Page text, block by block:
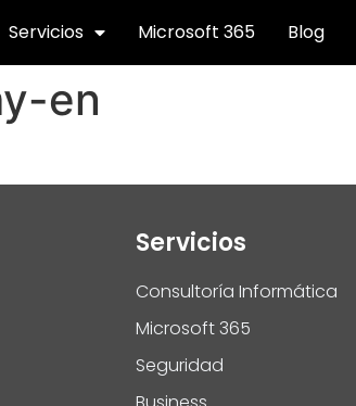
Servicios Microsoft 365 Blog
en
Servicios
Consultoría Informática
Microsoft 365
Seguridad